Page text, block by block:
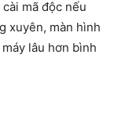
mã độc nếu
xuyên, màn hình
lâu hơn bình